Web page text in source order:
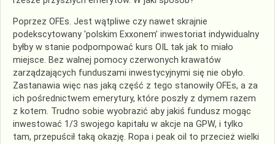
Poprzez OFEs. Jest wątpliwe czy nawet skrajnie
podekscytowany 'polskim Exxonem’ inwestoriat indywidualny
byłby w stanie podpompować kurs OIL tak jak to miało
miejsce. Bez walnej pomocy czerwonych krawatów
zarządzających funduszami inwestycyjnymi się nie obyło.
Zastanawia więc nas jaką część z tego stanowiły OFEs, a za
ich pośrednictwem emerytury, które poszły z dymem razem
z kotem. Trudno sobie wyobrazić aby jakiś fundusz mogąc
inwestować 1/3 swojego kapitału w akcje na GPW, i tylko
tam, przepuścił taką okazję. Ropa i peak oil to przecież wielki